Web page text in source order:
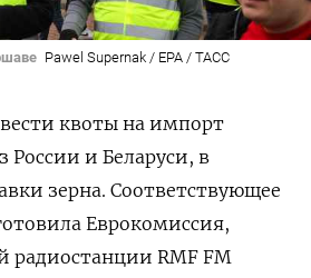
Pawel Supernak / EPA / ТАСС
квоты на импорт
России и Беларуси, в
зерна. Соответствующее
Еврокомиссия,
радиостанции RMF FM